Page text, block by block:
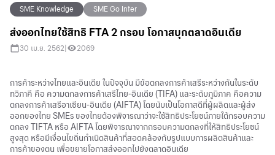
SME Knowledge SME Go Inter
ส่งออกไทยใช้สิทธิ FTA 2 กรอบ โอกาสบุกตลาดอินเดีย
30 เม.ย. 2562| 2069
การค้าระหว่างไทยและอินเดีย ในปัจจุบัน มีข้อตกลงการค้าเสรีระหว่างกันในระดับ
ทวิภาคี คือ ความตกลงการค้าเสรีไทย-อินเดีย (TIFA) และระดับภูมิภาค คือความ
ตกลงการค้าเสรีอาเซียน-อินเดีย (AIFTA) โดยนับเป็นโอกาสดีที่ผู้ผลิตและผู้ส่ง
ออกของไทย SMEs ของไทยต้องพิจารณาว่าจะใช้สิทธิประโยชน์ภายใต้กรอบความ
ตกลง TIFTA หรือ AIFTA โดยพิจารณาจากกรอบความตกลงที่ให้สิทธิประโยชน์
สูงสุด หรือมีเงื่อนไขถิ่นกำเนิดสินค้าที่สอดคล้องกับรูปแบบการผลิตสินค้าและ
การค้าของตน เพื่อขยายโอกาสส่งออกไปยังตลาดอินเดีย